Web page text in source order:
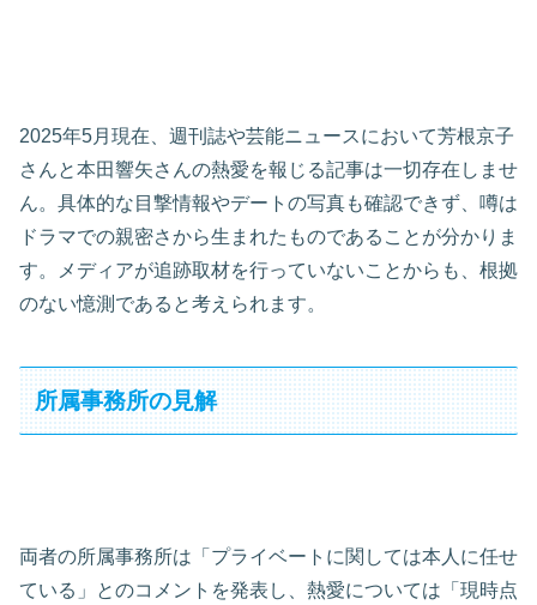
2025年5月現在、週刊誌や芸能ニュースにおいて芳根京子
さんと本田響矢さんの熱愛を報じる記事は一切存在しませ
ん。具体的な目撃情報やデートの写真も確認できず、噂は
ドラマでの親密さから生まれたものであることが分かりま
す。メディアが追跡取材を行っていないことからも、根拠
のない憶測であると考えられます。
所属事務所の見解
両者の所属事務所は「プライベートに関しては本人に任せ
ている」とのコメントを発表し、熱愛については「現時点